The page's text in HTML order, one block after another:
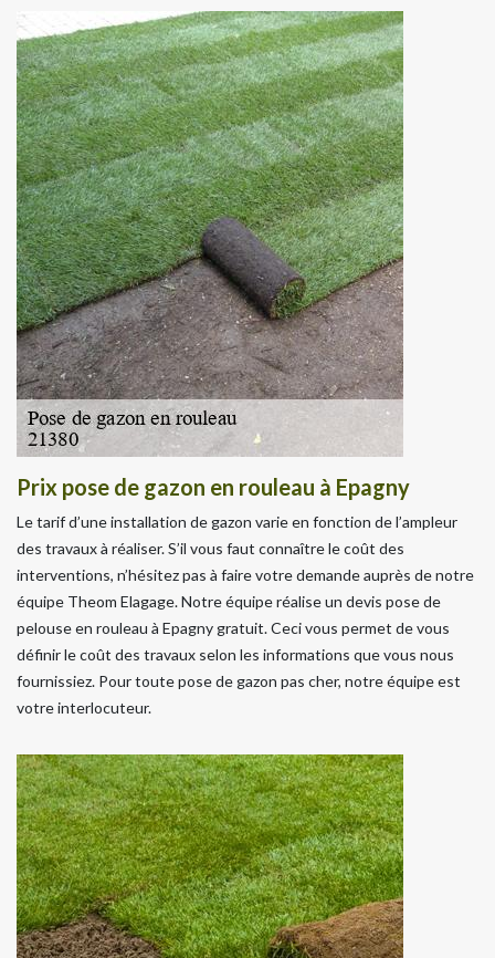
Prix pose de gazon en rouleau à Epagny
Le tarif d’une installation de gazon varie en fonction de l’ampleur
des travaux à réaliser. S’il vous faut connaître le coût des
interventions, n’hésitez pas à faire votre demande auprès de notre
équipe Theom Elagage. Notre équipe réalise un devis pose de
pelouse en rouleau à Epagny gratuit. Ceci vous permet de vous
définir le coût des travaux selon les informations que vous nous
fournissiez. Pour toute pose de gazon pas cher, notre équipe est
votre interlocuteur.